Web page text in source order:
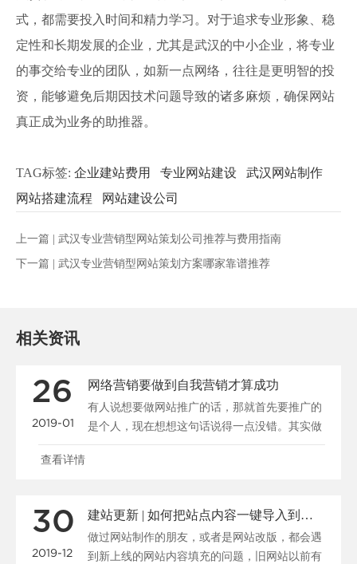
式，都需要投入时间和精力学习。对于追求专业形象、稳
定性和长期发展的企业，尤其是武汉的中小企业，将专业
的事交给专业的团队，如新一点网络，往往是更明智的投
资，能够避免后期因技术问题导致的诸多麻烦，确保网站
真正成为业务的助推器。
TAG标签: 企业建站费用 专业网站建设
武汉网站制作
网站搭建流程
网站建设公司
上一篇 | 武汉专业营销型网站策划公司推荐与费用指南
下一篇 | 武汉专业营销型网站策划方案哪家靠谱推荐
相关资讯
26
2019-01
网络营销要做到自我营销才算成功
有人说想要做网站推广的话，那就首先要推广的
是个人，现在想想这句话说得一点没错。其实做
公司又何曾不是在......
查看详情
30
2019-12
建站更新 | 如何把站点内容一键导入到新系统
做过网站制作的朋友，或者是网站改版，都会遇
到新上线的网站内容填充的问题，旧网站以前有